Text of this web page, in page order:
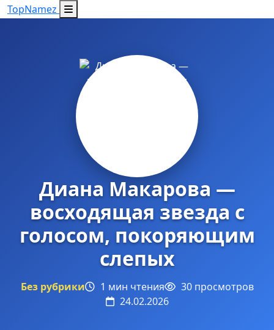
TopNamez
Диана Макарова —
восходящая звезда с
голосом, покоряющим
слепых
Без рубрики 1 мин чтения
30 просмотров
24.02.2026